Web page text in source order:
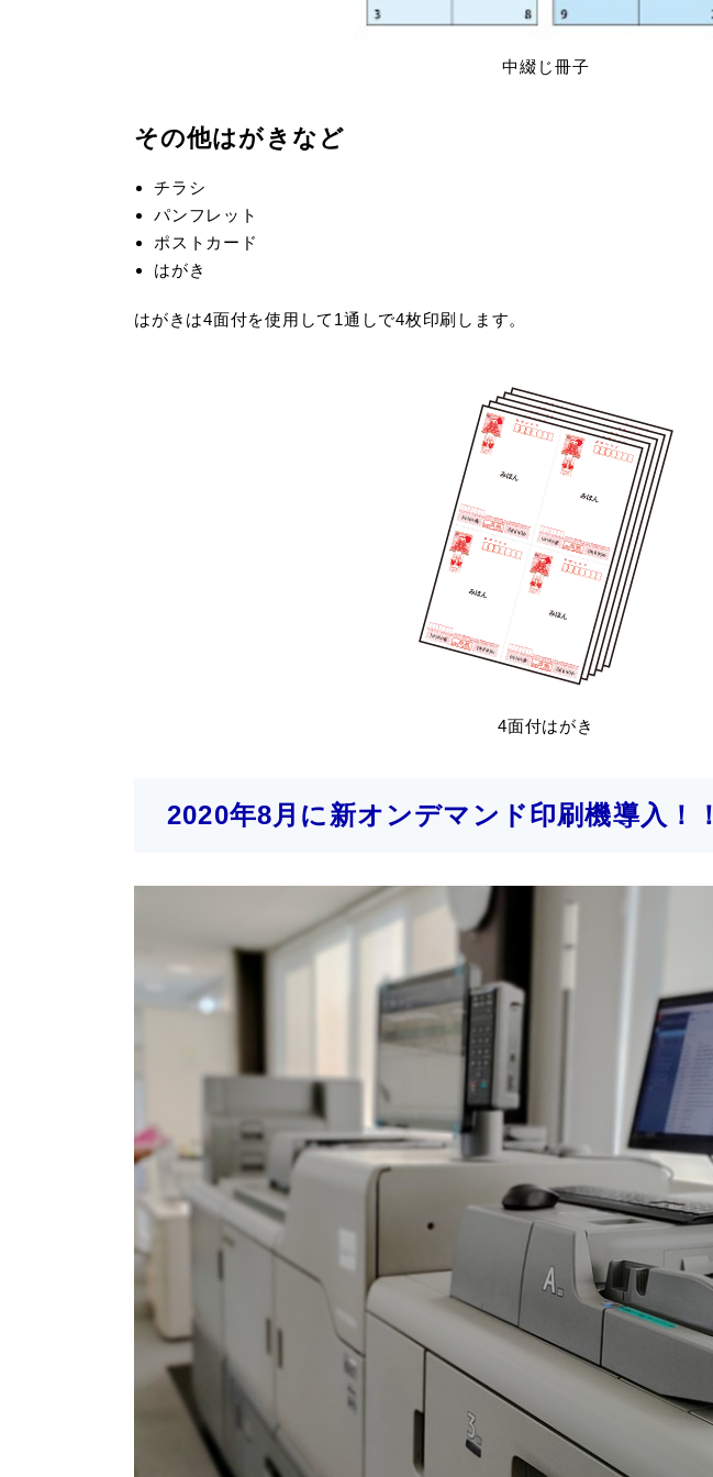
中綴じ冊子
その他はがきなど
チラシ
パンフレット
ポストカード
はがき
はがきは4面付を使用して1通しで4枚印刷します。
4面付はがき
2020年8月に新オンデマンド印刷機導入！！